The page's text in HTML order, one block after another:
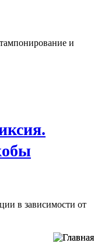
и
в зависимости от